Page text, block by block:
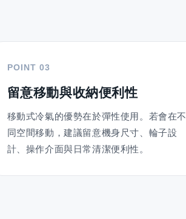
POINT 03
留意移動與收納便利性
移動式冷氣的優勢在於彈性使用。若會在不
同空間移動，建議留意機身尺寸、輪子設
計、操作介面與日常清潔便利性。